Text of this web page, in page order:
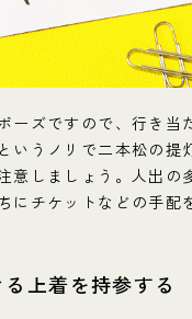
ーズですので、行き当
いうノリで二本松の提
意しましょう。人出の
にチケットなどの手配
上着を持参する